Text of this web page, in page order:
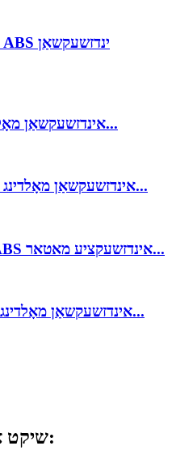
איז ABS אינדזשעקשאַן מאָלדינג פּאַסיק פֿאַר הויך...
קען ABS אינדזשעקשאַן מאָלדינג האַנדלען קאָמפּלעקס...
שריט-ביי-שריט אנווייזונג צו די ABS אינדזשעקציע מאטאר...
ABS אינדזשעקשאַן מאָלדינג קעגן אַנדערע פּלאַסטיקס...
שיקט אייער מעסעדזש צו אונדז: